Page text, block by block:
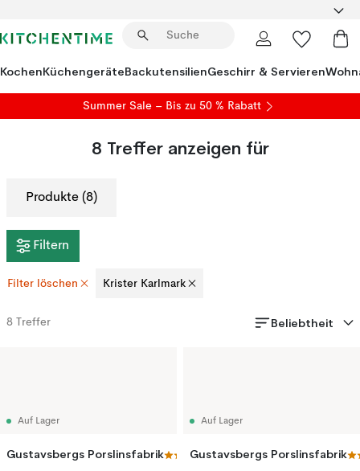
KochenKüchengeräteBackutensilienGeschirr & Servieren
Summer Sale – Bis zu 50 % Rabatt
8 Treffer anzeigen für
Produkte (8)
Filtern
Filter löschen Krister Karlmark
8 Treffer Beliebtheit
Auf Lager
Gustavsbergs Porslinsfabrik
Auf Lager
Gustavsbergs Porslinsfabrik